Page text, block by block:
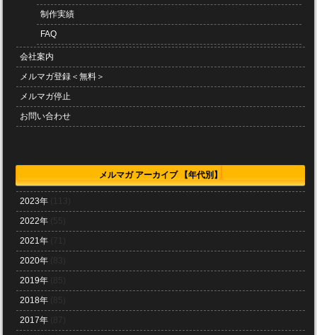
制作実績
FAQ
会社案内
メルマガ登録＜無料＞
メルマガ停止
お問い合わせ
メルマガ アーカイブ 【年代別】
2023年
2022年
2021年
2020年
2019年
2018年
2017年